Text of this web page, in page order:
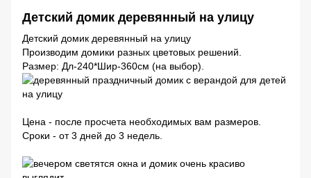
Детский домик деревянный на улицу
Детский домик деревянный на улицу
Производим домики разных цветовых решений.
Размер: Дл-240*Шир-360см (на выбор).
Цена - после просчета необходимых вам размеров.
Сроки - от 3 дней до 3 недель.